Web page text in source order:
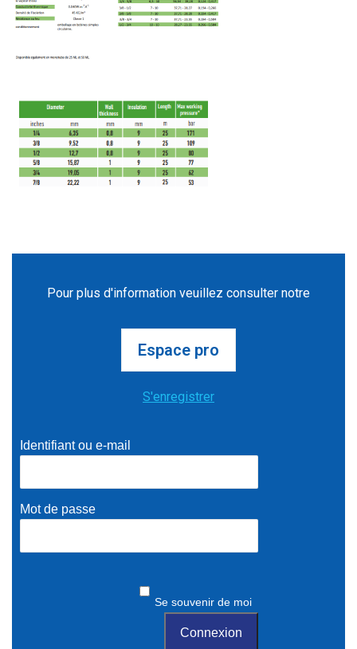
Pour plus d'information veuillez consulter notre
Espace pro
S'enregistrer
Identifiant ou e-mail
Mot de passe
Se souvenir de moi